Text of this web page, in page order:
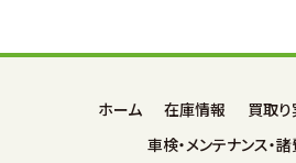
ホーム 在庫情報
買取り
車検・メンテナンス・